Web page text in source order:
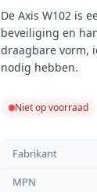
De Axis W102 is
beveiliging en
draagbare vorm,
nodig hebben.
Niet op voorraad
Fabrikant
MPN